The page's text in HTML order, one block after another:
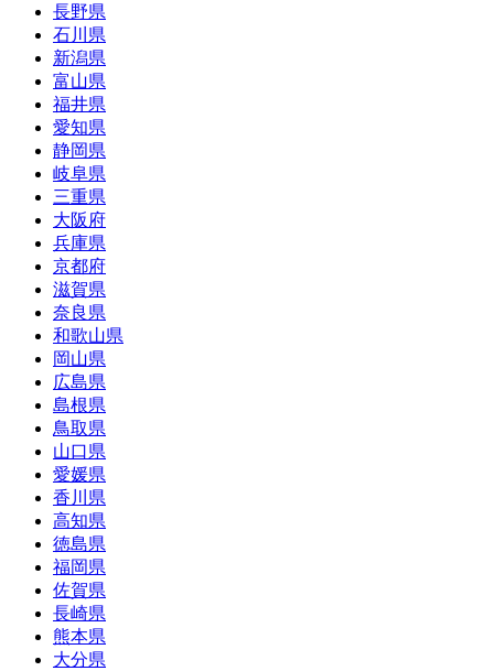
長野県
石川県
新潟県
富山県
福井県
愛知県
静岡県
岐阜県
三重県
大阪府
兵庫県
京都府
滋賀県
奈良県
和歌山県
岡山県
広島県
島根県
鳥取県
山口県
愛媛県
香川県
高知県
徳島県
福岡県
佐賀県
長崎県
熊本県
大分県